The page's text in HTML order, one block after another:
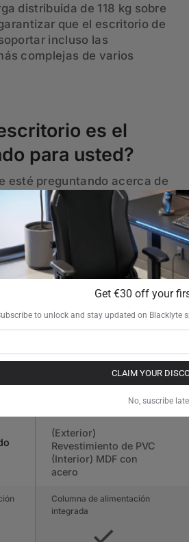
distribuida de 118 kg sobre
que el escritorio de
incluso las
complejas de varios
es el
para usted?
esté preguntando acerca de
que hemos preparado esta
"elegante" para ti!
De €1.199
Comprar
ahora
(Exterior)
Revestimiento de PVC
(Interior) MDF con
acero
Columna de alimentación
integrada
Get €30 off your
to unlock and stay updated on Blacklyte
CLAIM YOUR
No, suscribe